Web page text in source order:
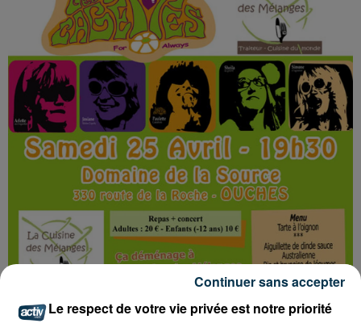
Le respect de votre vie privée est notre priorité
Continuer sans accepter